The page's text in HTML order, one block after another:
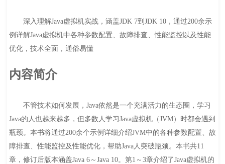
深入理解Java虚拟机实战，涵盖JDK 7到JDK 10，通过200余示
例详解Java虚拟机中各种参数配置、故障排查、性能监控以及性能
优化，技术全面，通俗易懂
内容简介
不管技术如何发展，Java依然是一个充满活力的生态圈，学习
Java的人也越来越多，但多数人学习Java虚拟机（JVM）时都会遇到
瓶颈。本书将通过200余个示例详细介绍JVM中的各种参数配置、故
障排查、性能监控及性能优化，帮助Java人突破瓶颈。本书共11
章，修订后版本涵盖Java 6～Java 10。第1～3章介绍了Java虚拟机的